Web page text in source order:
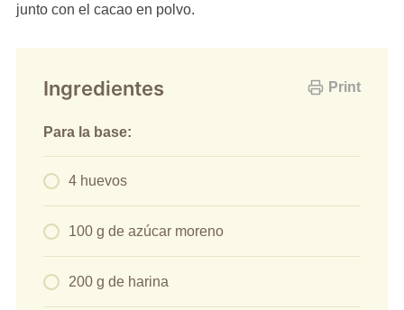
junto con el cacao en polvo.
Print
Ingredientes
Para la base:
4 huevos
100 g de azúcar moreno
200 g de harina